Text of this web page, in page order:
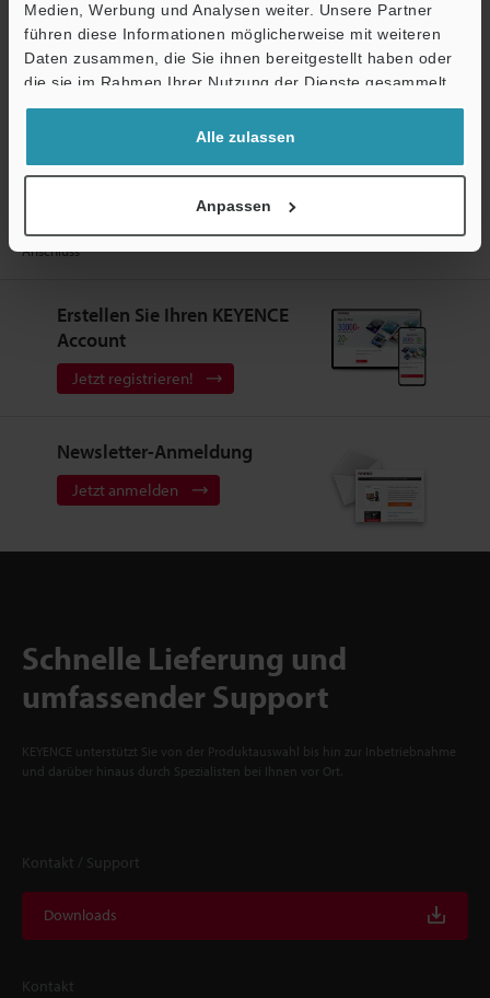
Medien, Werbung und Analysen weiter. Unsere Partner
führen diese Informationen möglicherweise mit weiteren
Daten zusammen, die Sie ihnen bereitgestellt haben oder
die sie im Rahmen Ihrer Nutzung der Dienste gesammelt
haben.
Alle zulassen
Anpassen
Testgerät anfordern
Bildverarbeitungssysteme
All-in-One Kamera mit integrierter AI
Modelle
Anschluss
Erstellen Sie Ihren KEYENCE
Account
Jetzt registrieren!
Newsletter-Anmeldung
Jetzt anmelden
Schnelle Lieferung und
umfassender Support
KEYENCE unterstützt Sie von der Produktauswahl bis hin zur Inbetriebnahme
und darüber hinaus durch Spezialisten bei Ihnen vor Ort.
Kontakt / Support
Downloads
Kontakt
Support